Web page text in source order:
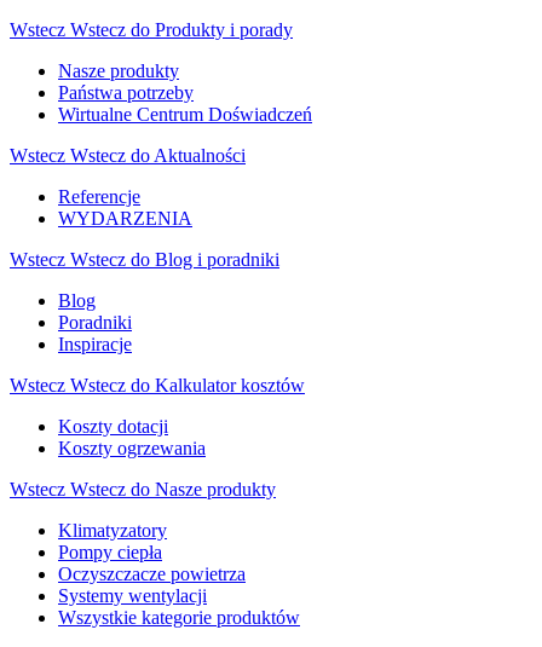
Wstecz Wstecz do Produkty i porady
Nasze produkty
Państwa potrzeby
Wirtualne Centrum Doświadczeń
Wstecz Wstecz do Aktualności
Referencje
WYDARZENIA
Wstecz Wstecz do Blog i poradniki
Blog
Poradniki
Inspiracje
Wstecz Wstecz do Kalkulator kosztów
Koszty dotacji
Koszty ogrzewania
Wstecz Wstecz do Nasze produkty
Klimatyzatory
Pompy ciepła
Oczyszczacze powietrza
Systemy wentylacji
Wszystkie kategorie produktów